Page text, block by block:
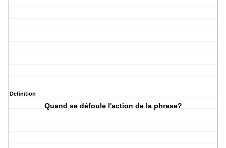
Definition
Quand se défoule l'action de la phrase?